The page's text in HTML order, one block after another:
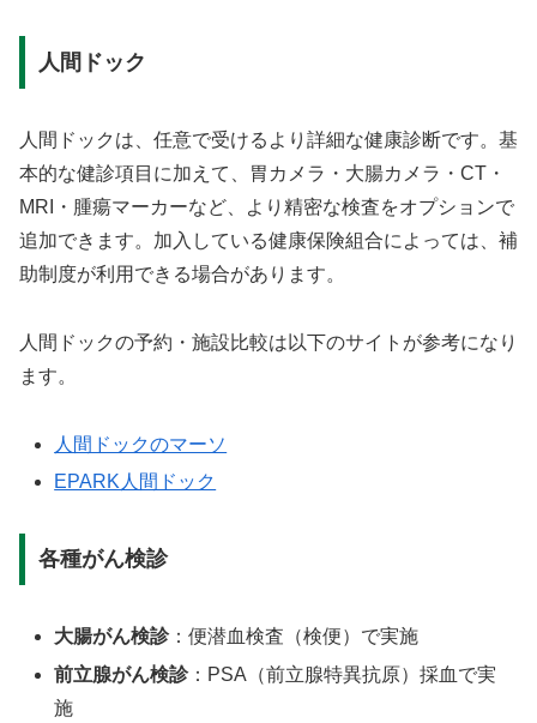
人間ドック
人間ドックは、任意で受けるより詳細な健康診断です。基
本的な健診項目に加えて、胃カメラ・大腸カメラ・CT・
MRI・腫瘍マーカーなど、より精密な検査をオプションで
追加できます。加入している健康保険組合によっては、補
助制度が利用できる場合があります。
人間ドックの予約・施設比較は以下のサイトが参考になり
ます。
人間ドックのマーソ
EPARK人間ドック
各種がん検診
大腸がん検診：便潜血検査（検便）で実施
前立腺がん検診：PSA（前立腺特異抗原）採血で実
施